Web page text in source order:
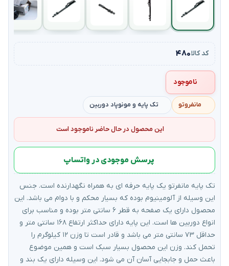
کد کالا۴۸۰
ناموجود
مانفروتو تک پایه و مونوپاد دوربین
این محصول در حال حاضر ناموجود است
پرسش موجودی در واتساپ
تک پایه مانفرتو یک پایه حرفه ای به همراه نگهدارنده است. جنس
این وسیله از آلومینیوم بوده که بسیار محکم و با دوام می باشد. این
محصول دارای یک صفحه به قطر ۶ سانتی متر بوده و مناسب برای
انواع دوربین ها است. این پایه دارای حداکثر ارتفاع ۱۶۸ سانتی متر و
حداقل ۷۳ سانتی متر می باشد و قادر است تا وزن ۱۲ کیلوگرم را
تحمل کند. وزن این محصول بسیار سبک است و همین موضوع
باعث حمل و جابجایی آسان آن می شود. این وسیله دارای یک بند و